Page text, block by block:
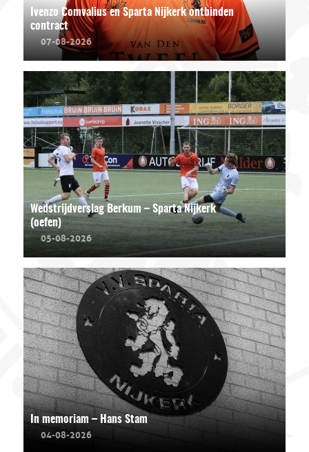
Ivenzo Comvalius en Sparta Nijkerk ontbinden
contract
07-08-2026
Wedstrijdverslag Berkum – Sparta Nijkerk
(oefen)
05-08-2026
In memoriam – Hans Stam
04-08-2026